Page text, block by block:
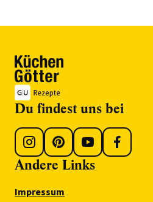
Du findest uns bei
Andere Links
Impressum